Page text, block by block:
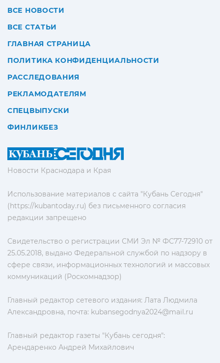
Новости Краснодара и Края
Использование материалов с сайта "Кубань Сегодня"
(https://kubantoday.ru) без письменного согласия
редакции запрещено
Свидетельство о регистрации СМИ Эл № ФС77-72910 от
25.05.2018, выдано Федеральной службой по надзору в
сфере связи, информационных технологий и массовых
коммуникаций (Роскомнадзор)
Главный редактор сетевого издания: Лата Людмила
Александровна, почта: kubansegodnya2024@mail.ru
Главный редактор газеты "Кубань сегодня":
Арендаренко Андрей Михайлович
ВСЕ НОВОСТИ
ВСЕ СТАТЬИ
ГЛАВНАЯ СТРАНИЦА
ПОЛИТИКА КОНФИДЕНЦИАЛЬНОСТИ
РАССЛЕДОВАНИЯ
РЕКЛАМОДАТЕЛЯМ
СПЕЦВЫПУСКИ
ФИНЛИКБЕЗ